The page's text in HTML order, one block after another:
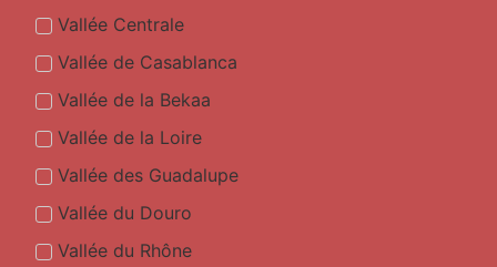
Vallée Centrale
Vallée de Casablanca
Vallée de la Bekaa
Vallée de la Loire
Vallée des Guadalupe
Vallée du Douro
Vallée du Rhône